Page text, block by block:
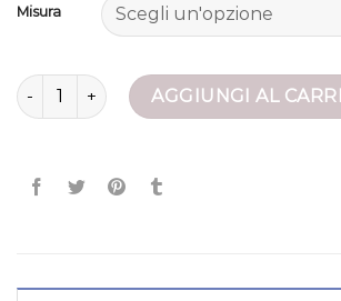
Misura
giacca antivento quantità
AGGIUNGI AL